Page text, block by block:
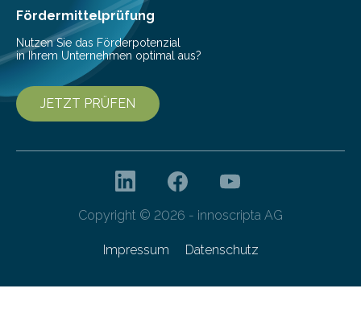
Franziska Diebel, Pauline Hoffmann und Yusuf Toprak
entwickelt. Mit nur…
Fördermittelprüfung
Nutzen Sie das Förderpotenzial
in Ihrem Unternehmen optimal aus?
JETZT PRÜFEN
Copyright © 2026 - innoscripta AG
Impressum Datenschutz